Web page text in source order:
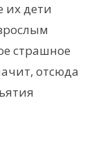
их дети
страшное
отсюда